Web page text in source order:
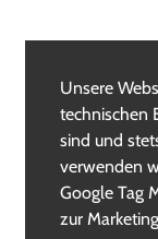
Unsere
technischen
sind und
verwenden
Google Tag
zur